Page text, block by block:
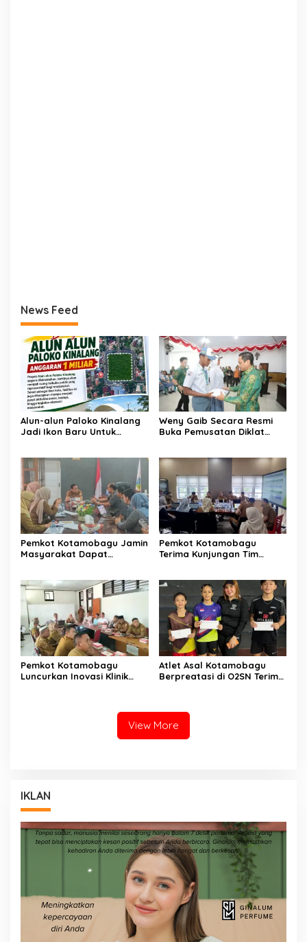
News Feed
Alun-alun Paloko Kinalang
Jadi Ikon Baru Untuk
Weny Gaib Secara Resmi
Buka Pemusatan Diklat
Pemkot Kotamobagu Jamin
Masyarakat Dapat
Pemkot Kotamobagu
Terima Kunjungan Tim
Pemkot Kotamobagu
Luncurkan Inovasi Klinik
Atlet Asal Kotamobagu
Berpreatasi di O2SN Terima
View More
IKLAN